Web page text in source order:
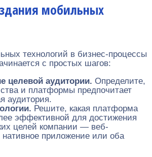
мобильных
технологий в бизнес-процессы
с простых шагов:
целевой аудитории. Определите,
и платформы предпочитает
аудитория.
Решите, какая платформа
эффективной для достижения
целей компании — веб-
приложение или оба